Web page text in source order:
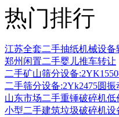
热门排行
江苏全套二手抽纸机械设备
郑州闲置二手婴儿推车转让
二手矿山筛分设备
二手筛分设备:2Yk2475圆振
山东市场二手重锤破碎机低
小型二手建筑垃圾破碎机设